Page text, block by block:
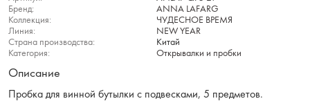
Бренд:
ANNA LAFARG
Коллекция:
ЧУДЕСНОЕ ВРЕМЯ
Линия:
NEW YEAR
Страна производства:
Китай
Категория:
Открывалки и пробки
Описание
Пробка для винной бутылки с подвесками, 5 предметов.